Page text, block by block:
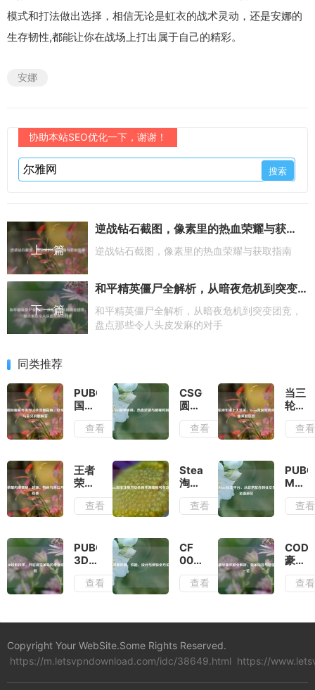
模式和打法做出选择，相信无论是虹衣的战术灵动，还是安娜的
生存韧性,都能让你在战场上打出属于自己的精彩。
安娜
协助本站SEO优化一下，谢谢！
上一篇
逆战钻石截图，像素里的热血荣耀与获取指南
逆战钻石截图，像素里的热血荣耀与获取指南
下一篇
和平精英僵尸全解析，从暗夜危机到突变团竞，盘点那些令人头皮发麻的对手
和平精英僵尸全解析，从暗夜危机到突变团竞，
盘点那些令人头皮发麻的对手
同类推荐
PUBG
国际
服账
号换
全流
程指
安全
操作
见问
题解
查看
CSGO
圆梦
集
锦，
与巅
峰时
刻
查看
当三
轮神
车撞
上大
荒诞
吃鸡
游戏
引爆
狂欢
查看
王者
荣耀
内测
源、
特色
公开
版本
查看
Steam
淘宝
注册
与安
戏账
号全
攻略
查看
PUBG
社交
术配
合到
生态
的全
化
查看
PUBG
3D
投影
视觉
的全
新游
验
查看
CF
003
深度
能、
与体
验全
解析
查看
豪华
版奖
励全
独家
值福
览
查看
Copyright Your WebSite.Some Rights Reserved.
https://m.letsvpndownload.com/idc/38649.html https://